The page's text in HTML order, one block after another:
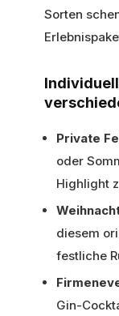
Sorten
Private
oder
Highlight
diesem
festliche
Gin-